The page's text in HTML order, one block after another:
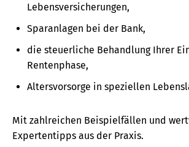
Lebensversicherungen,
Sparanlagen bei der Bank,
die steuerliche Behandlung Ihrer
Rentenphase,
Altersvorsorge in speziellen
Mit zahlreichen Beispielfällen und
Expertentipps aus der Praxis.